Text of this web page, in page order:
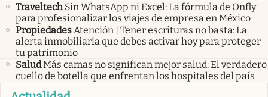
Traveltech Sin WhatsApp ni Excel: La fórmula de Onfly
para profesionalizar los viajes de empresa en México
Propiedades Atención | Tener escrituras no basta: La
alerta inmobiliaria que debes activar hoy para proteger
tu patrimonio
SaludMás camas no significan mejor salud: El verdadero
cuello de botella que enfrentan los hospitales del país